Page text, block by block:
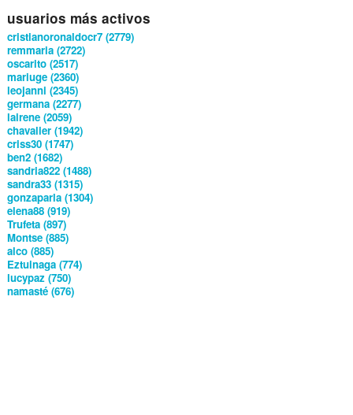
usuarios más activos
cristianoronaldocr7 (2779)
remmaria (2722)
oscarito (2517)
mariuge (2360)
leojanni (2345)
germana (2277)
lairene (2059)
chavalier (1942)
criss30 (1747)
ben2 (1682)
sandria822 (1488)
sandra33 (1315)
gonzaparla (1304)
elena88 (919)
Trufeta (897)
Montse (885)
alco (885)
Eztuinaga (774)
lucypaz (750)
namasté (676)